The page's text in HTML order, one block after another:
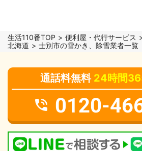
生活110番TOP 便利屋・代行サービス
北海道
士別市の雪かき、除雪業者一覧
通話料無料 24時間
0120-